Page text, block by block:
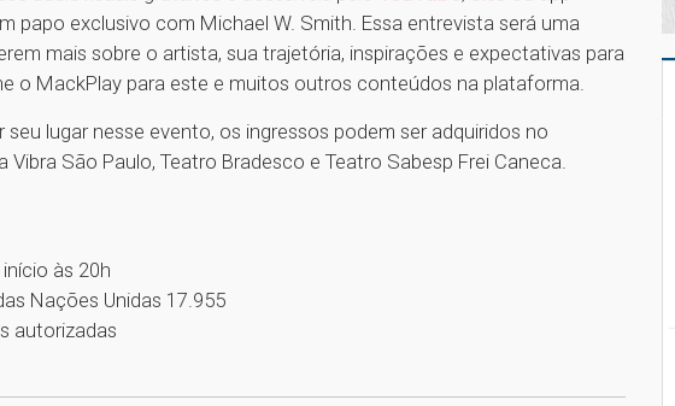
papo exclusivo com Michael W. Smith. Essa entrevista será uma
mais sobre o artista, sua trajetória, inspirações e expectativas para
o MackPlay para este e muitos outros conteúdos na plataforma.
seu lugar nesse evento, os ingressos podem ser adquiridos no
Vibra São Paulo, Teatro Bradesco e Teatro Sabesp Frei Caneca.
às 20h
Nações Unidas 17.955
autorizadas